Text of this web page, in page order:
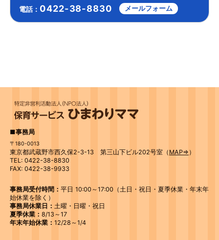
電話： 0422-38-8830 メールフォーム
■事務局
〒180-0013
東京都武蔵野市西久保2-3-13 第三山下ビル202号室（ MAP⇒ ）
TEL: 0422-38-8830
FAX: 0422-38-9933
事務局受付時間： 平日 10:00～17:00（土日・祝日・夏季休業・年末年
始休業を除く）
事務局休業日： 土曜・日曜・祝日
夏季休業： 8/13～17
年末年始休業： 12/28～1/4